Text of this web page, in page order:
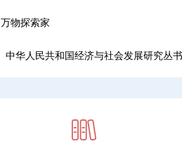
万物探索家
中华人民共和国经济与社会发展研究丛书